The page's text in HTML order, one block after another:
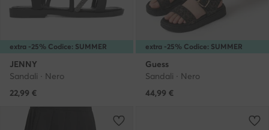
extra -25% Codice: SUMMER
JENNY
Sandali · Nero
22,99 €
extra -25% Codice: SUMMER
Guess
Sandali · Nero
44,99 €